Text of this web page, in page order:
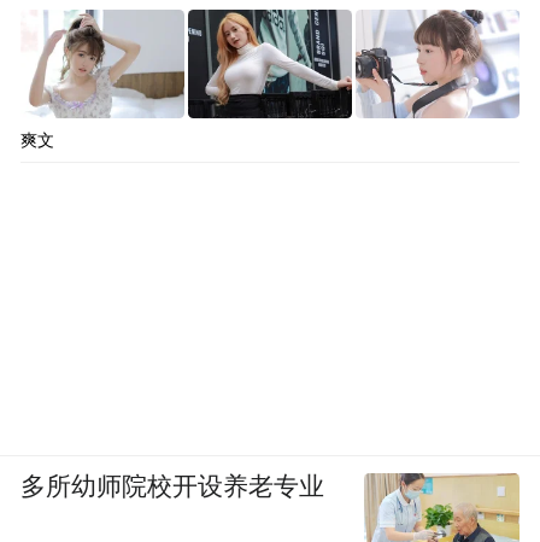
爽文
多所幼师院校开设养老专业